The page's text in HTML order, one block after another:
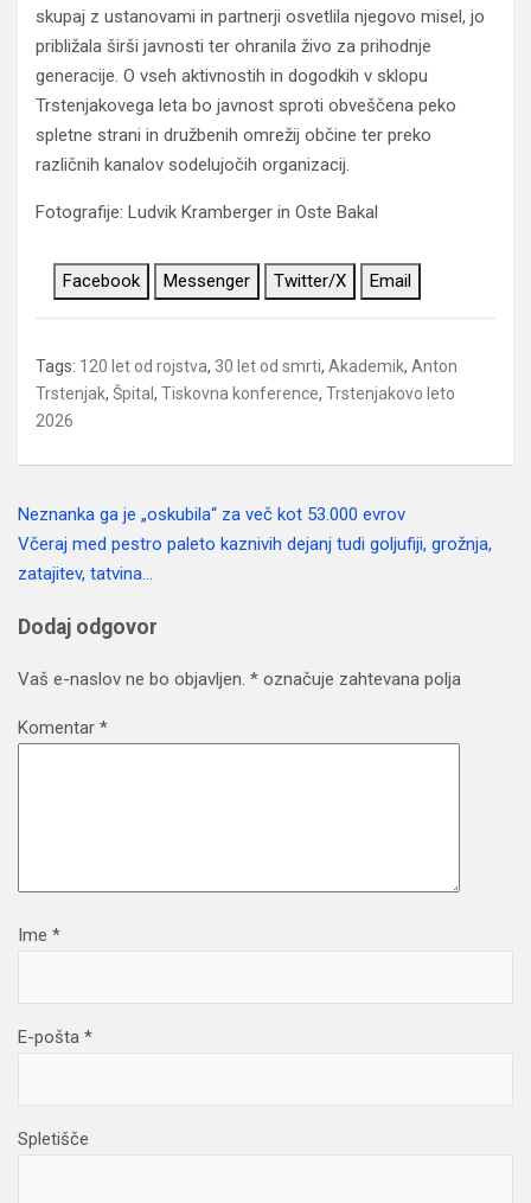
skupaj z ustanovami in partnerji osvetlila njegovo misel, jo
približala širši javnosti ter ohranila živo za prihodnje
generacije. O vseh aktivnostih in dogodkih v sklopu
Trstenjakovega leta bo javnost sproti obveščena peko
spletne strani in družbenih omrežij občine ter preko
različnih kanalov sodelujočih organizacij.
Fotografije: Ludvik Kramberger in Oste Bakal
Facebook Messenger Twitter/X Email
Tags: 120 let od rojstva, 30 let od smrti, Akademik, Anton
Trstenjak, Špital , Tiskovna konference, Trstenjakovo leto
2026
Navigacija
prispevka
Neznanka ga je „oskubila“ za več kot 53.000 evrov
Včeraj med pestro paleto kaznivih dejanj tudi goljufiji, grožnja,
zatajitev, tatvina…
Dodaj odgovor
Vaš e-naslov ne bo objavljen. * označuje zahtevana polja
Komentar *
Ime *
E-pošta *
Spletišče